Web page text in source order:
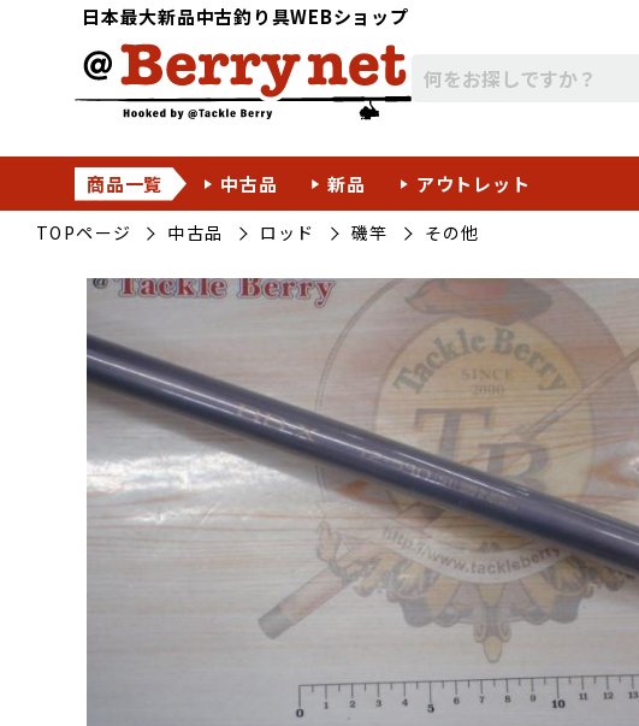
日本最大新品中古釣り具WEBショップ
商品一覧 中古品 新品 アウトレット
TOPページ 中古品 ロッド 磯竿 その他